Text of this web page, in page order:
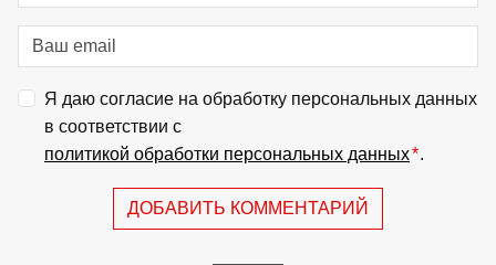
Я даю согласие на обработку персональных данных
в соответствии с
политикой обработки персональных данных*.
ДОБАВИТЬ КОММЕНТАРИЙ